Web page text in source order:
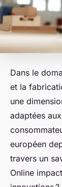
Dans le
et la
une
adaptées
européen
travers un
Online